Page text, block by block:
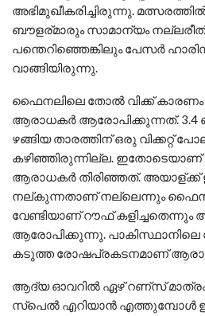
അഭിമുഖീകരിച്ചിരുന്നു.
ബൗളര്മാരും സാമാന്യം
പന്തെറിഞ്ഞെങ്കിലും പേസര്‍
വാങ്ങിയിരുന്നു.
ഫൈനലിലെ തോൽ വിക്ക്
ആരാധകര്‍ ആരോപിക്കുന്നത്. 3.4
ഴങ്ങിയ താരത്തിന് ഒരു വിക്കറ്റ്
കഴിഞ്ഞിരുന്നില്ല. ഇതോടെയാണ്
ആരാധകര്‍ തിരിഞ്ഞത്. അയാള്ക്ക്
നല്കുന്നതാണ് നല്ലെന്നും
വേണ്ടിയാണ് റൗഫ്
ആരോപിക്കുന്നു.
കടുത്ത രോഷപ്രകടനമാണ്
ആദ്യ ഓവറില്‍ ഏഴ് റണ്സ് മാത്രം
സ്‌പെല്‍ എറിയാന്‍ എത്തുമ്പോള്‍